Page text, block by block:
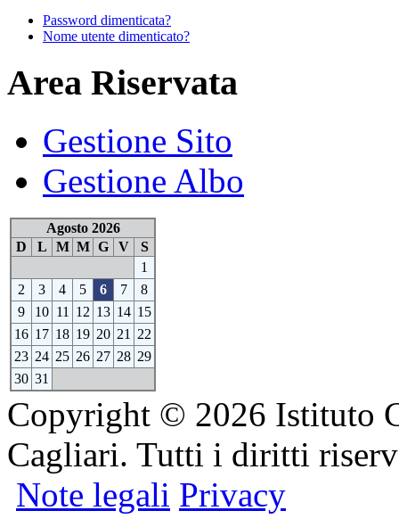
Password dimenticata?
Nome utente dimenticato?
Area Riservata
Gestione Sito
Gestione Albo
Agosto 2026
D
L M M G V
S
1
2
3 4 5 6 7
8
9
10 11 12 13 14 15
16 17 18 19 20 21
22
23 24 25 26 27 28 29
30 31
Copyright © 2026 Istituto
Cagliari. Tutti i diritti
Note legali Privacy